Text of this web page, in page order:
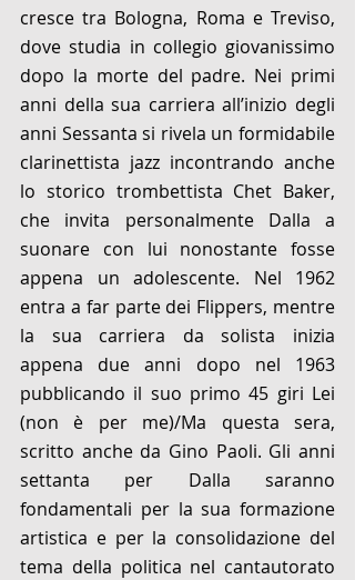
cresce tra Bologna, Roma e Treviso,
dove studia in collegio giovanissimo
dopo la morte del padre. Nei primi
anni della sua carriera all’inizio degli
anni Sessanta si rivela un formidabile
clarinettista jazz incontrando anche
lo storico trombettista Chet Baker,
che invita personalmente Dalla a
suonare con lui nonostante fosse
appena un adolescente. Nel 1962
entra a far parte dei Flippers, mentre
la sua carriera da solista inizia
appena due anni dopo nel 1963
pubblicando il suo primo 45 giri Lei
(non è per me)/Ma questa sera,
scritto anche da Gino Paoli. Gli anni
settanta per Dalla saranno
fondamentali per la sua formazione
artistica e per la consolidazione del
tema della politica nel cantautorato